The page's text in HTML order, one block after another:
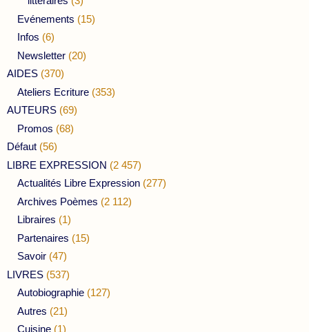
Evénements (15)
Infos (6)
Newsletter (20)
AIDES (370)
Ateliers Ecriture (353)
AUTEURS (69)
Promos (68)
Défaut (56)
LIBRE EXPRESSION (2 457)
Actualités Libre Expression (277)
Archives Poèmes (2 112)
Libraires (1)
Partenaires (15)
Savoir (47)
LIVRES (537)
Autobiographie (127)
Autres (21)
Cuisine (1)